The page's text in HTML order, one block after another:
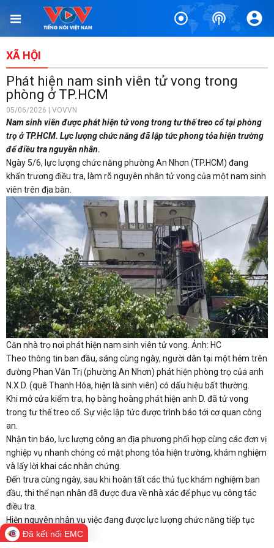
XÃ HỘI
Phát hiện nam sinh viên tử vong trong
phòng ở TP.HCM
05/06/2026 | VOVVN
Nam sinh viên được phát hiện tử vong trong tư thế treo cổ tại phòng
trọ ở TP.HCM. Lực lượng chức năng đã lập tức phong tỏa hiện trường
để điều tra nguyên nhân.
Ngày 5/6, lực lượng chức năng phường An Nhơn (TP.HCM) đang
khẩn trương điều tra, làm rõ nguyên nhân tử vong của một nam sinh
viên trên địa bàn.
Căn nhà trọ nơi phát hiện nam sinh viên tử vong. Ảnh: HC
Theo thông tin ban đầu, sáng cùng ngày, người dân tại một hẻm trên
đường Phan Văn Trị (phường An Nhơn) phát hiện phòng trọ của anh
N.X.D. (quê Thanh Hóa, hiện là sinh viên) có dấu hiệu bất thường.
Khi mở cửa kiểm tra, họ bàng hoàng phát hiện anh D. đã tử vong
trong tư thế treo cổ. Sự việc lập tức được trình báo tới cơ quan công
an.
Nhận tin báo, lực lượng công an địa phương phối hợp cùng các đơn vị
nghiệp vụ nhanh chóng có mặt phong tỏa hiện trường, khám nghiệm
và lấy lời khai các nhân chứng.
Đến trưa cùng ngày, sau khi hoàn tất các thủ tục khám nghiệm ban
đầu, thi thể nạn nhân đã được đưa về nhà xác để phục vụ công tác
điều tra.
Hiện nguyên nhân vụ việc đang được lực lượng chức năng tiếp tục
làm rõ.Đã kết nối EMC